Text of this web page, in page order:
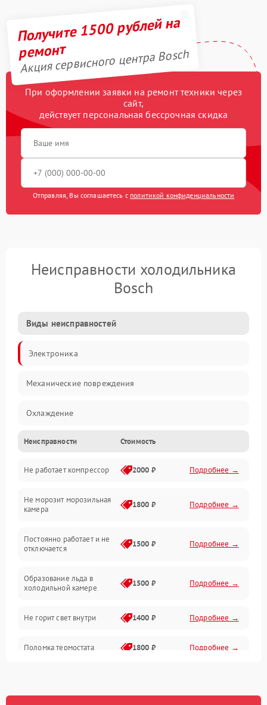
Получите 1500 рублей на
ремонт
Акция сервисного центра Bosch
При оформлении заявки на ремонт техники через
сайт,
действует персональная бессрочная скидка
Отправляя, Вы соглашаетесь с политикой конфиденциальности
Неисправности холодильника
Bosch
Виды неисправностей
Электроника
Механические повреждения
Охлаждение
Механика
Электропитание
Дренаж
Неисправности Стоимость
Не работает компрессор 2000 ₽ Подробнее →
Не морозит морозильная
камера
1800 ₽ Подробнее →
Постоянно работает и не
отключается
1500 ₽ Подробнее →
Образование льда в
холодильной камере
1500 ₽ Подробнее →
Не горит свет внутри 1400 ₽ Подробнее →
Поломка термостата 1800 ₽ Подробнее →